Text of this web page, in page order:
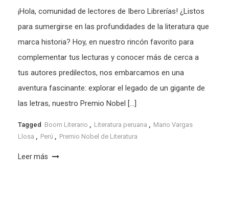
¡Hola, comunidad de lectores de Ibero Librerías! ¿Listos
para sumergirse en las profundidades de la literatura que
marca historia? Hoy, en nuestro rincón favorito para
complementar tus lecturas y conocer más de cerca a
tus autores predilectos, nos embarcamos en una
aventura fascinante: explorar el legado de un gigante de
las letras, nuestro Premio Nobel […]
Tagged Boom Literario Literatura peruana
Mario Vargas
Llosa
Perú Premio Nobel de Literatura
Leer más